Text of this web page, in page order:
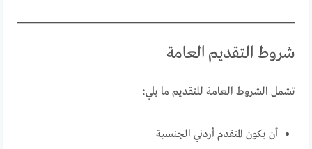
شروط التقديم العامة
تشمل الشروط العامة للتقديم ما يلي:
أن يكون المتقدم أردني الجنسية